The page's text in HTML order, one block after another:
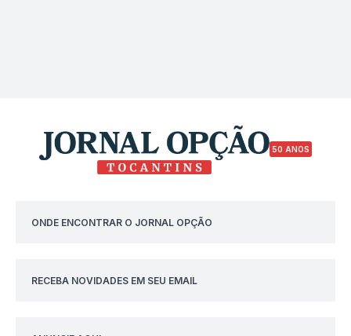
50 ANOS
ONDE ENCONTRAR O JORNAL OPÇÃO
RECEBA NOVIDADES EM SEU EMAIL